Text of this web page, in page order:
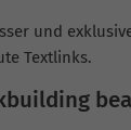
und
Textlinks.